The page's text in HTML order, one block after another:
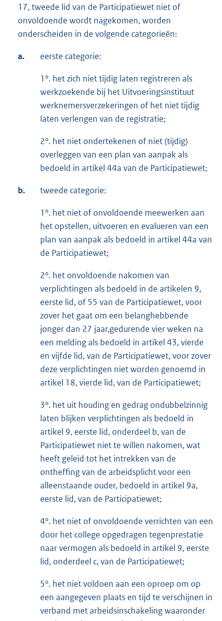
17, tweede lid van de Participatiewet niet of
onvoldoende wordt nagekomen, worden
onderscheiden in de volgende categorieën:
a. eerste categorie:
1°. het zich niet tijdig laten registreren als
werkzoekende bij het Uitvoeringsinstituut
werknemersverzekeringen of het niet tijdig
laten verlengen van de registratie;
2°. het niet ondertekenen of niet (tijdig)
overleggen van een plan van aanpak als
bedoeld in artikel 44a van de Participatiewet;
b. tweede categorie:
1°. het niet of onvoldoende meewerken aan
het opstellen, uitvoeren en evalueren van een
plan van aanpak als bedoeld in artikel 44a van
de Participatiewet;
2°. het onvoldoende nakomen van
verplichtingen als bedoeld in de artikelen 9,
eerste lid, of 55 van de Participatiewet, voor
zover het gaat om een belanghebbende
jonger dan 27 jaar,gedurende vier weken na
een melding als bedoeld in artikel 43, vierde
en vijfde lid, van de Participatiewet, voor zover
deze verplichtingen niet worden genoemd in
artikel 18, vierde lid, van de Participatiewet;
3°. het uit houding en gedrag ondubbelzinnig
laten blijken verplichtingen als bedoeld in
artikel 9, eerste lid, onderdeel b, van de
Participatiewet niet te willen nakomen, wat
heeft geleid tot het intrekken van de
ontheffing van de arbeidsplicht voor een
alleenstaande ouder, bedoeld in artikel 9a,
eerste lid, van de Participatiewet;
4°. het niet of onvoldoende verrichten van een
door het college opgedragen tegenprestatie
naar vermogen als bedoeld in artikel 9, eerste
lid, onderdeel c, van de Participatiewet;
5°. het niet voldoen aan een oproep om op
een aangegeven plaats en tijd te verschijnen in
verband met arbeidsinschakeling waaronder